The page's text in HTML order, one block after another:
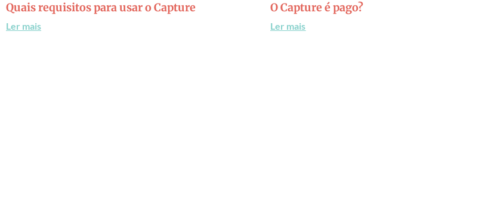
Quais requisitos para usar o Capture
Ler mais
O Capture é pago?
Ler mais